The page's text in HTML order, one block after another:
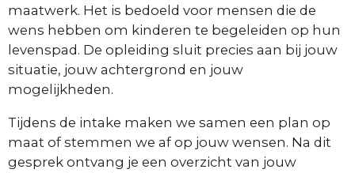
maatwerk. Het is bedoeld voor mensen die de
wens hebben om kinderen te begeleiden op hun
levenspad. De opleiding sluit precies aan bij jouw
situatie, jouw achtergrond en jouw
mogelijkheden.
Tijdens de intake maken we samen een plan op
maat of stemmen we af op jouw wensen. Na dit
gesprek ontvang je een overzicht van jouw